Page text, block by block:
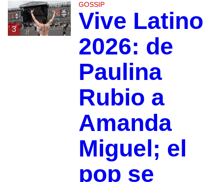
3
GOSSIP
Vive Latino
2026: de
Paulina
Rubio a
Amanda
Miguel; el
pop se